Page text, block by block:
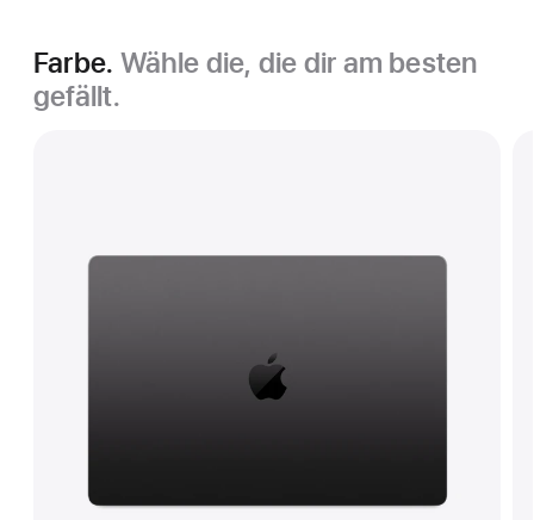
Farbe. Wähle die, die dir am besten
gefällt.